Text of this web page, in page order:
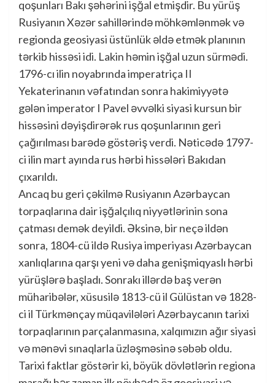
qoşunları Bakı şəhərini işğal etmişdir. Bu yürüş
Rusiyanın Xəzər sahillərində möhkəmlənmək və
regionda geosiyasi üstünlük əldə etmək planının
tərkib hissəsi idi. Lakin həmin işğal uzun sürmədi.
1796-cı ilin noyabrında imperatriça II
Yekaterinanın vəfatından sonra hakimiyyətə
gələn imperator I Pavel əvvəlki siyasi kursun bir
hissəsini dəyişdirərək rus qoşunlarının geri
çağırılması barədə göstəriş verdi. Nəticədə 1797-
ci ilin mart ayında rus hərbi hissələri Bakıdan
çıxarıldı.
Ancaq bu geri çəkilmə Rusiyanın Azərbaycan
torpaqlarına dair işğalçılıq niyyətlərinin sona
çatması demək deyildi. Əksinə, bir neçə ildən
sonra, 1804-cü ildə Rusiya imperiyası Azərbaycan
xanlıqlarına qarşı yeni və daha genişmiqyaslı hərbi
yürüşlərə başladı. Sonrakı illərdə baş verən
müharibələr, xüsusilə 1813-cü il Gülüstan və 1828-
ci il Türkmənçay müqavilələri Azərbaycanın tarixi
torpaqlarının parçalanmasına, xalqımızın ağır siyasi
və mənəvi sınaqlarla üzləşməsinə səbəb oldu.
Tarixi faktlar göstərir ki, böyük dövlətlərin regiona